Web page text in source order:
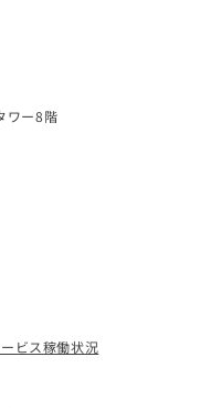
ワー8階
ビス稼働状況